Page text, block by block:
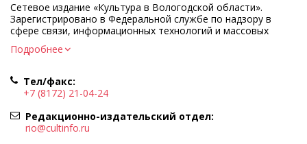
Сетевое издание «Культура в Вологодской области».
Зарегистрировано в Федеральной службе по надзору в
сфере связи, информационных технологий и массовых
коммуникаций.
Регистрационный номер и дата принятия решения о
Учредитель КУ ВО «Информационно-аналитический центр
культуры»
Адрес учредителя и редакции: 160000, Вологодская обл., г.
Вологда, ул. Марии Ульяновой, д.10
Главный редактор — Легчанова Елена Григорьевна
Подробнее
Тел/факс:
+7 (8172) 21-04-24
Редакционно-издательский отдел:
rio@cultinfo.ru